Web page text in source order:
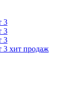
хит продаж